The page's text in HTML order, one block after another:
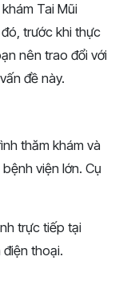
Tai Mũi
trước khi thực
nên trao đổi với
đề này.
thăm khám và
viện lớn. Cụ
trực tiếp tại
thoại.